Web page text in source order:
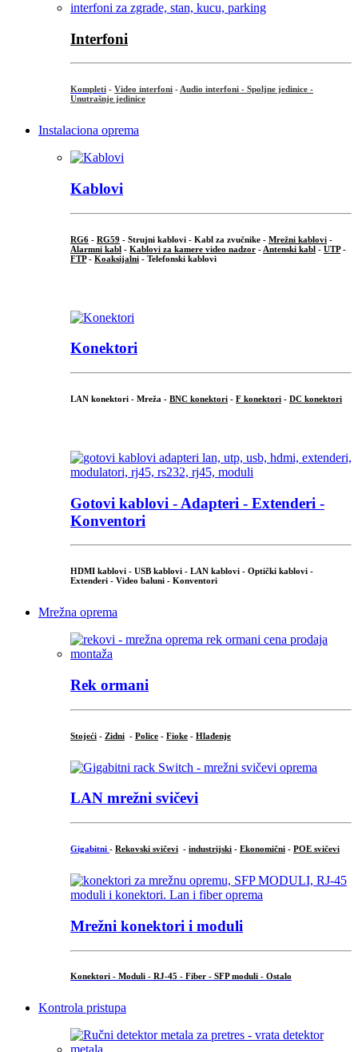
Interfoni
Kompleti - Video interfoni - Audio interfoni - Spoljne jedinice -
Unutrašnje jedinice
Instalaciona oprema
Kablovi
RG6 - RG59 - Strujni kablovi - Kabl za zvučnike - Mrežni kablovi -
Alarmni kabl - Kablovi za kamere video nadzor - Antenski kabl - UTP-
FTP- Koaksijalni - Telefonski kablovi
Konektori
LAN konektori - Mreža - BNC konektori - F konektori - DC konektori
Gotovi kablovi - Adapteri - Extenderi -
Konventori
HDMI kablovi - USB kablovi - LAN kablovi - Optički kablovi -
Extenderi - Video baluni - Konventori
Mrežna oprema
Rek ormani
Stojeći - Zidni - Police - Fioke - Hlađenje
LAN mrežni svičevi
Gigabitni - Rekovski svičevi - industrijski - Ekonomični - POE svičevi
Mrežni konektori i moduli
Konektori - Moduli - RJ-45 - Fiber - SFP moduli - Ostalo
Kontrola pristupa